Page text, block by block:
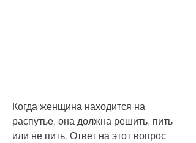
Когда женщина находится на
распутье, она должна решить, пить
или не пить. Ответ на этот вопрос